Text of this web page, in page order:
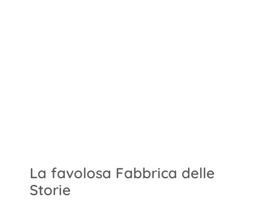
La favolosa Fabbrica delle
Storie